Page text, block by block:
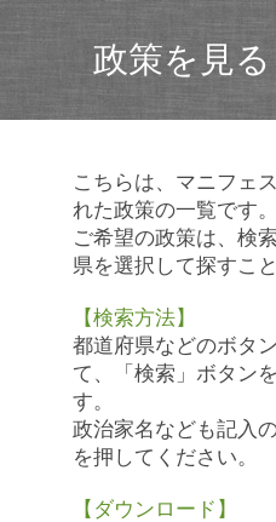
政策を見
こちらは、マニフェ
れた政策の一覧です。
ご希望の政策は、検
県を選択して探すこ
【検索方法】
都道府県などのボタ
て、「検索」ボタン
す。
政治家名なども記入
を押してください。
【ダウンロード】